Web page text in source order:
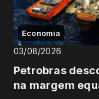
Economia
03/08/2026
Petrobras
na margem